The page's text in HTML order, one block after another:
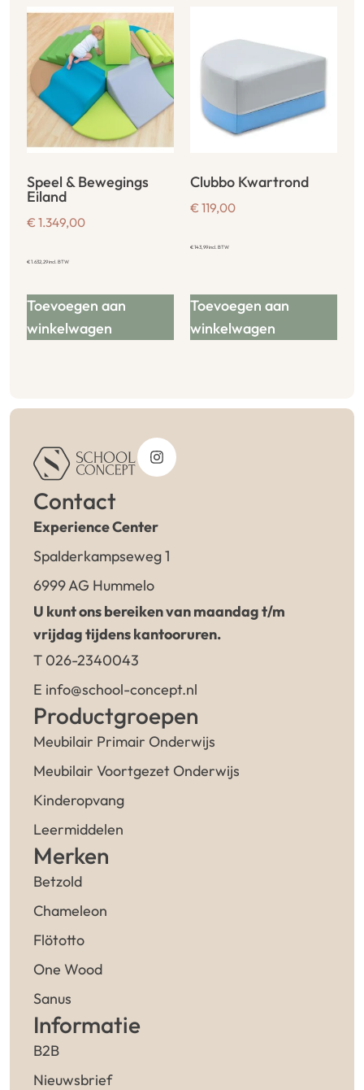
Speel & Bewegings
Eiland
€ 1.349,00
€1.632,29incl. BTW
Toevoegen aan
winkelwagen
Clubbo Kwartrond
€ 119,00
€143,99incl. BTW
Toevoegen aan
winkelwagen
Contact
Experience Center
Spalderkampseweg 1
6999 AG Hummelo
U kunt ons bereiken van maandag t/m
vrijdag tijdens kantooruren.
T 026-2340043
E info@school-concept.nl
Productgroepen
Meubilair Primair Onderwijs
Meubilair Voortgezet Onderwijs
Kinderopvang
Leermiddelen
Merken
Betzold
Chameleon
Flötotto
One Wood
Sanus
Informatie
B2B
Nieuwsbrief